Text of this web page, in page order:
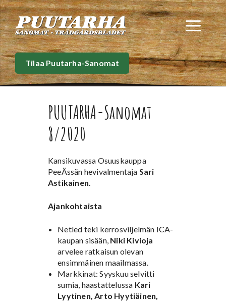
Siirry
sisältöön
Tilaa Puutarha-Sanomat
PUUTARHA-Sanomat
8/2020
Kansikuvassa Osuuskauppa
PeeÄssän hevivalmentaja Sari
Astikainen.
Ajankohtaista
Netled teki kerrosviljelmän ICA-
kaupan sisään, Niki Kivioja
arvelee ratkaisun olevan
ensimmäinen maailmassa.
Markkinat: Syyskuu selvitti
sumia, haastattelussa Kari
Lyytinen, Arto Hyytiäinen,